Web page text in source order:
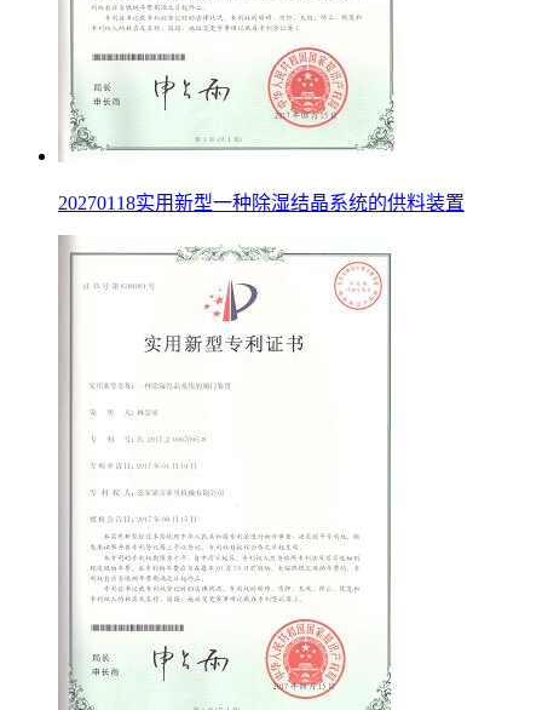
20270118实用新型一种除湿结晶系统的供料装置